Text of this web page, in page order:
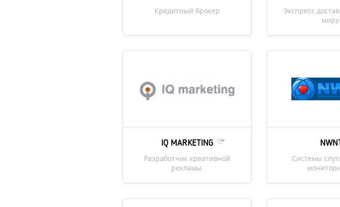
Кредитный брокер
Экспресс
миру.
IQ MARKETING
Разработчик креативной
рекламы.
Системы